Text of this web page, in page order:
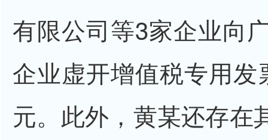
有限公司等3家企业向
企业虚开增值税专用
元。此外，黄某还存在